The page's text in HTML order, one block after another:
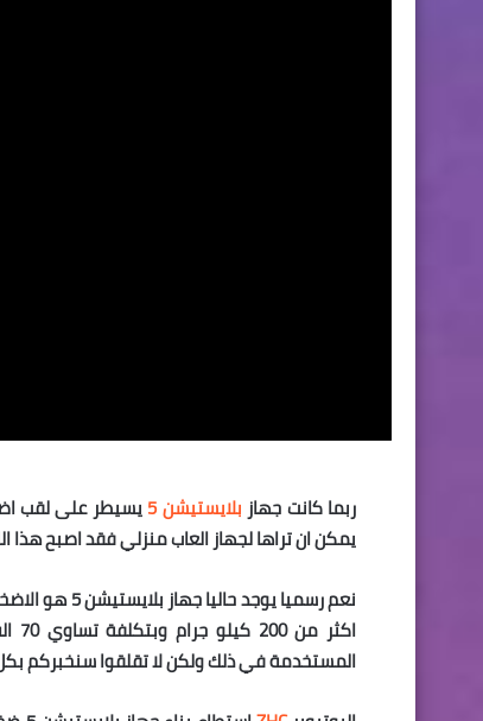
ربما كانت جهازبلايستيشن 5 يسيطر على لقب
يمكن ان تراها لجهاز العاب منزلي فقد اصبح
نعم رسميا
المستخدمة في ذلك ولكن لا تقلقوا سنخبركم